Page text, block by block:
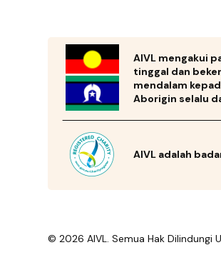
AIVL mengakui
tinggal dan
mendalam
Aborigin selalu
AIVL adalah
© 2026 AIVL. Semua Hak Dilindungi